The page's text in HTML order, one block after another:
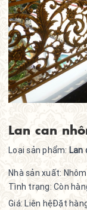
Lan can
Loại sản phẩm: Lan
Nhà sản xuất:
Tình trạng: Còn
Giá: Liên hệĐặt